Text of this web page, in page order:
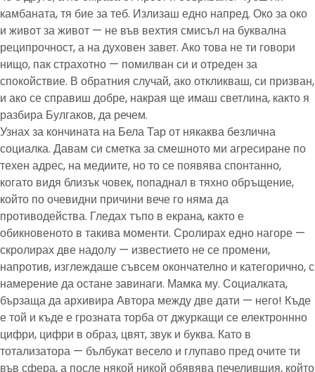
камбаната, тя бие за теб. Излизаш едно напред. Око за око
и живот за живот — не във вехтия смисъл на буквална
реципрочност, а на духовен завет. Ако това не ти говори
нищо, пак страхотно — помилван си и отреден за
спокойствие. В обратния случай, ако откликваш, си призван,
и ако се справиш добре, накрая ще имаш светлина, както я
разбира Булгаков, да речем.
Узнах за кончината на Бела Тар от някаква безлична
социалка. Давам си сметка за смешното ми агресиране по
техен адрес, на медиите, но то се появява спонтанно,
когато видя близък човек, попаднал в тяхно обръщение,
който по очевидни причини вече го няма да
противодейства. Гледах тъпо в екрана, както е
обикновеното в такива моменти. Сролирах едно нагоре —
скролирах две надолу — известието не се промени,
напротив, изглеждаше съвсем окончателно и категорично, с
намерение да остане завинаги. Мамка му. Социалката,
бързаща да архивира Автора между две дати — него! Къде
е той и къде е грозната торба от джуркащи се електроннно
цифри, цифри в образ, цвят, звук и буква. Като в
тотализатора — бълбукат весело и глупаво пред очите ти
във сфера, а после някой никой обявява печелившия, който